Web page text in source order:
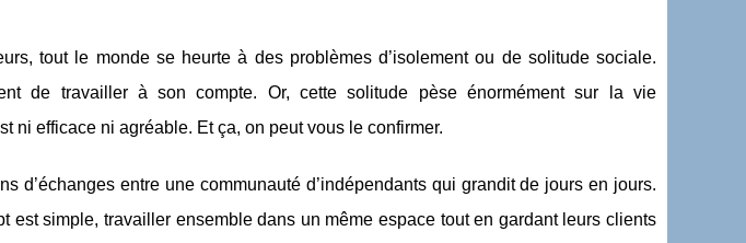
tout le monde se heurte à des problèmes d’isolement ou de solitude sociale.
de travailler à son compte. Or, cette solitude pèse énormément sur la vie
ni efficace ni agréable. Et ça, on peut vous le confirmer.
d’échanges entre une communauté d’indépendants qui grandit de jours en jours.
est simple, travailler ensemble dans un même espace tout en gardant leurs clients